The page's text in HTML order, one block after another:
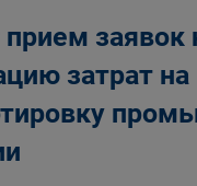
прием заявок
затрат на